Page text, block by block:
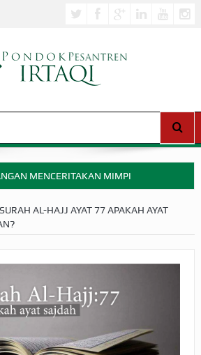
MENCERITAKAN MIMPI
MENJELANG PERANG BADAR
DUNIA!
MEMBAYAR ZAKAT UANG?
SURAH AL-HAJJ AYAT 77 APAKAH AYAT